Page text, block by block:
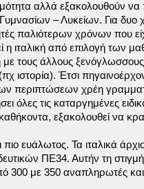
αλλά εξακολουθούν
– Λυκείων. Για δυο
παλιότερων χρόνων που
η ιταλική από επιλογή των
με τους άλλους
Έτσι
περιπτώσεων χρέη
τις καταργημένες
εξακολουθεί να
ευάλωτος. Τα ιταλικά
ΠΕ34. Αυτήν τη
με 350 αναπληρωτές και